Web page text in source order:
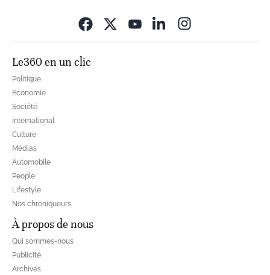
Le360 en un clic
Politique
Economie
Société
International
Culture
Médias
Automobile
People
Lifestyle
Nos chroniqueurs
À propos de nous
Qui sommes-nous
Publicité
Archives